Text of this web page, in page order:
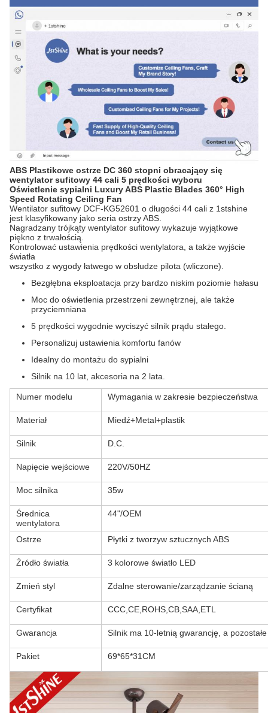
ABS Plastikowe ostrze DC 360 stopni obracający się
wentylator sufitowy 44 cali 5 prędkości wyboru
Oświetlenie sypialni Luxury ABS Plastic Blades 360° High
Speed Rotating Ceiling Fan
Wentilator sufitowy DCF-KG52601 o długości 44 cali z 1stshine
jest klasyfikowany jako seria ostrzy ABS.
Nagradzany trójkąty wentylator sufitowy wykazuje wyjątkowe
piękno z trwałością.
Kontrolować ustawienia prędkości wentylatora, a także wyjście
światła
wszystko z wygody łatwego w obsłudze pilota (wliczone).
Bezgłębna eksploatacja przy bardzo niskim poziomie hałasu
Moc do oświetlenia przestrzeni zewnętrznej, ale także
przyciemniana
5 prędkości wygodnie wyciszyć silnik prądu stałego.
Personalizuj ustawienia komfortu fanów
Idealny do montażu do sypialni
Silnik na 10 lat, akcesoria na 2 lata.
Numer modelu Wymagania w zakresie bezpieczeństwa
Materiał Miedź+Metal+plastik
Silnik D.C.
Napięcie wejściowe 220V/50HZ
Moc silnika 35w
Średnica
wentylatora
44"/OEM
Ostrze Płytki z tworzyw sztucznych ABS
Źródło światła 3 kolorowe światło LED
Zmień styl Zdalne sterowanie/zarządzanie ścianą
Certyfikat CCC,CE,ROHS,CB,SAA,ETL
Gwarancja Silnik ma 10-letnią gwarancję, a
Pakiet 69*65*31CM